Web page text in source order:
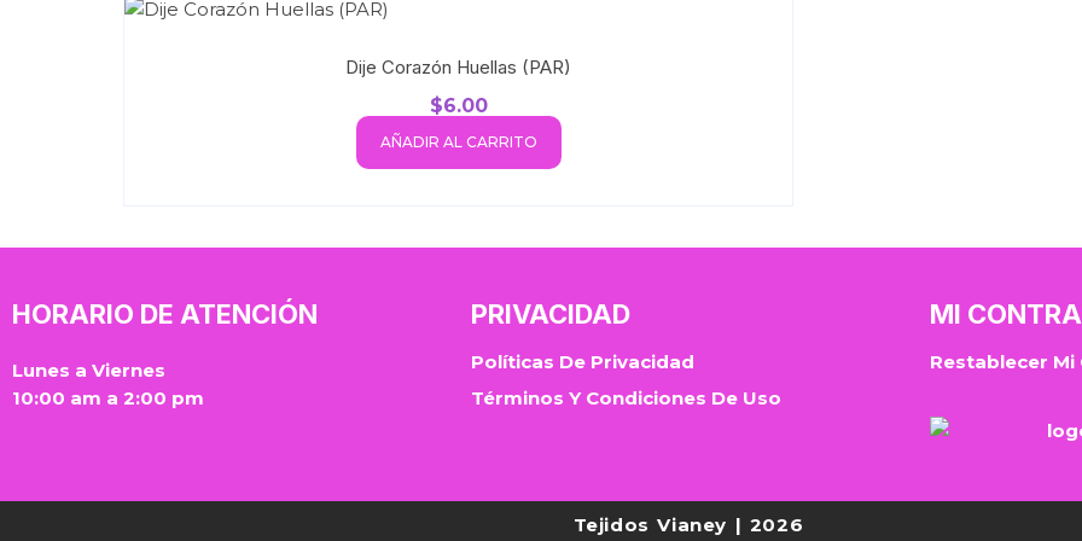
Dije Corazón Huellas (PAR)
$6.00
AÑADIR AL CARRITO
HORARIO DE ATENCIÓN
Lunes a Viernes
10:00 am a 2:00 pm
PRIVACIDAD
Políticas De Privacidad
Términos Y Condiciones De Uso
MI
Restablecer Mi
Tejidos Vianey | 2026